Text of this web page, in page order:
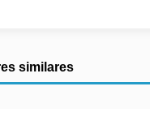
similares